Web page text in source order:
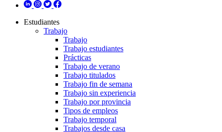
Estudiantes
Trabajo
Trabajo
Trabajo estudiantes
Prácticas
Trabajo de verano
Trabajo titulados
Trabajo fin de semana
Trabajo sin experiencia
Trabajo por provincia
Tipos de empleos
Trabajo temporal
Trabajos desde casa